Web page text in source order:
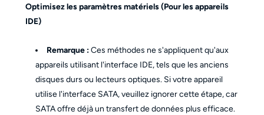
Optimisez les paramètres matériels (Pour les appareils
IDE)
Remarque :Ces méthodes ne s'appliquent qu'aux
appareils utilisant l'interface IDE, tels que les anciens
disques durs ou lecteurs optiques. Si votre appareil
utilise l'interface SATA, veuillez ignorer cette étape, car
SATA offre déjà un transfert de données plus efficace.